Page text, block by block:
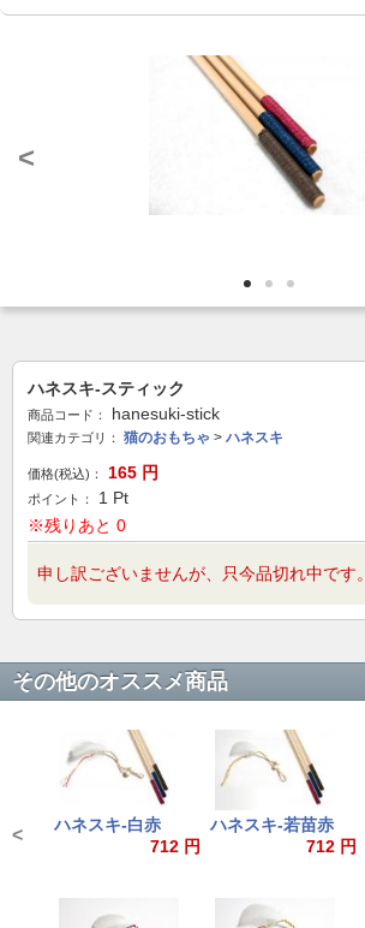
<
ハネスキ-スティック
商品コード： hanesuki-stick
関連カテゴリ： 猫のおもちゃ > ハネスキ
価格(税込)： 165 円
ポイント： 1 Pt
※残りあと 0
申し訳ございませんが、只今品切れ中です。
その他のオススメ商品
ハネスキ-白赤
712 円
ハネスキ-若苗赤
712 円
<